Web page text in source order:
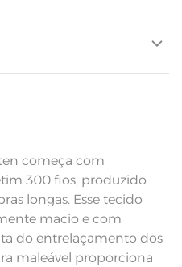
de 7cm e ponto ajour aplicado nas
abas; Algodão egípcio
Fronha e sobrelençol com filete
aplicado e estampa floral em tons
de branco e laranja. Lençol com
elástico com textura nas cores
branco e laranja.
100% Algodão
separadamente;
escuras no mesmo
suave ou delicado de
água;
começa com
300 fios, produzido
longas. Esse tecido
macio e com
do entrelaçamento dos
maleável proporciona